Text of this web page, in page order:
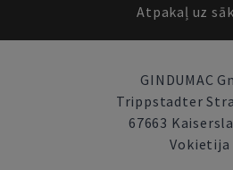
Atpakaļ uz
GINDUMAC
Trippstadter
67663
Vokietija